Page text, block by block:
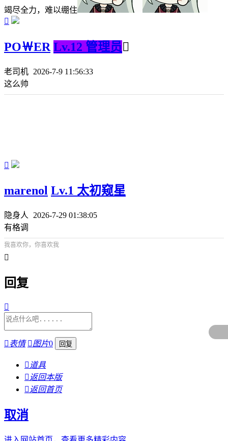
竭尽全力，难以绷住

PO￦ER Lv.12 管理员
老司机 2026-7-9 11:56:33
这么帅

marenol Lv.1 太初窥星
隐身人
2026-7-29 01:38:05
有格调
我喜欢你，你喜欢我

回复

表情 图片0
 道具
 返回本版
 返回首页
取消